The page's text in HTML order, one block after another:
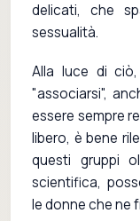
delicati, che
sessualità.
Alla luce di
"associarsi",
essere sempre
libero, è bene
questi gruppi
scientifica,
le donne che ne